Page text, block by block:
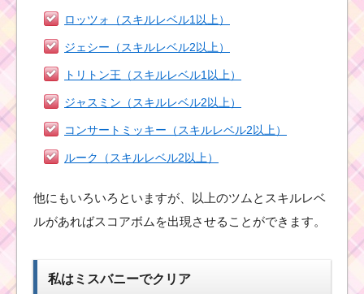
ビンゴ7枚目の茶色のツ
るツムはコレ！
横ライン消去スキルの
ツムで110コンボする
のにおすすめのツムと
ロッツォ（スキルレベル1以上）
ジェシー（スキルレベル2以上）
トリトン王（スキルレベル1以上）
ジャスミン（スキルレベル2以上）
コンサートミッキー（スキルレベル2以上）
ルーク（スキルレベル2以上）
他にもいろいろといますが、以上のツムとスキルレベ
ルがあればスコアボムを出現させることができます。
私はミスバニーでクリア